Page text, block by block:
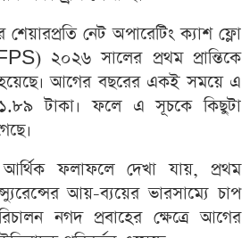
শেয়ারপ্রতি নেট অপারেটিং ক্যাশ ফ্লো
২০২৬ সালের প্রথম প্রান্তিকে
আগের বছরের একই সময়ে এ
টাকা। ফলে এ সূচকে কিছুটা
আর্থিক ফলাফলে দেখা যায়, প্রথম
আয়-ব্যয়ের ভারসাম্যে চাপ
নগদ প্রবাহের ক্ষেত্রে আগের